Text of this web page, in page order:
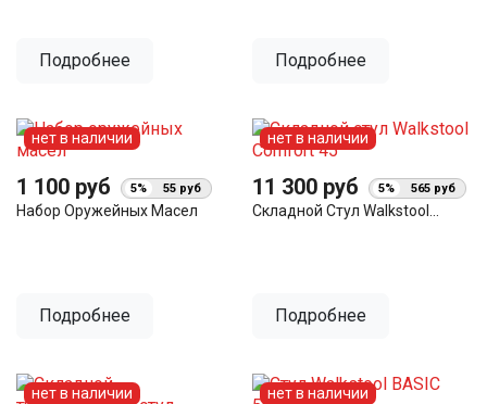
Подробнее Подробнее
1 100 руб 5% 55 руб
Набор Оружейных Масел
Подробнее
нет в наличии
11 300 руб 5% 565 руб
Складной Стул Walkstool...
Подробнее
нет в наличии
нет в наличии нет в наличии